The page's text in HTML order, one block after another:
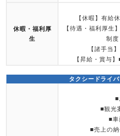
休暇・福利厚
生
【休暇】有給
【待遇・福利厚生
制
【諸手当
【昇給・賞与
タクシードライ
■
■観光
■車
■売上の